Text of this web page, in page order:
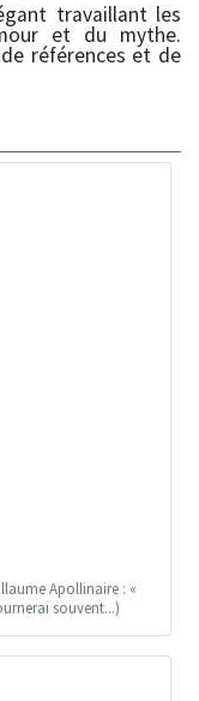
travaillant les
et du mythe.
références et de
Apollinaire : «
souvent...)